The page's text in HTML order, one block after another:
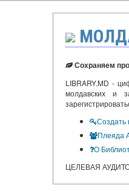
Сохраняем
LIBRARY.MD -
молдавских и
Создать
Плеяда
О
ЦЕЛЕВАЯ